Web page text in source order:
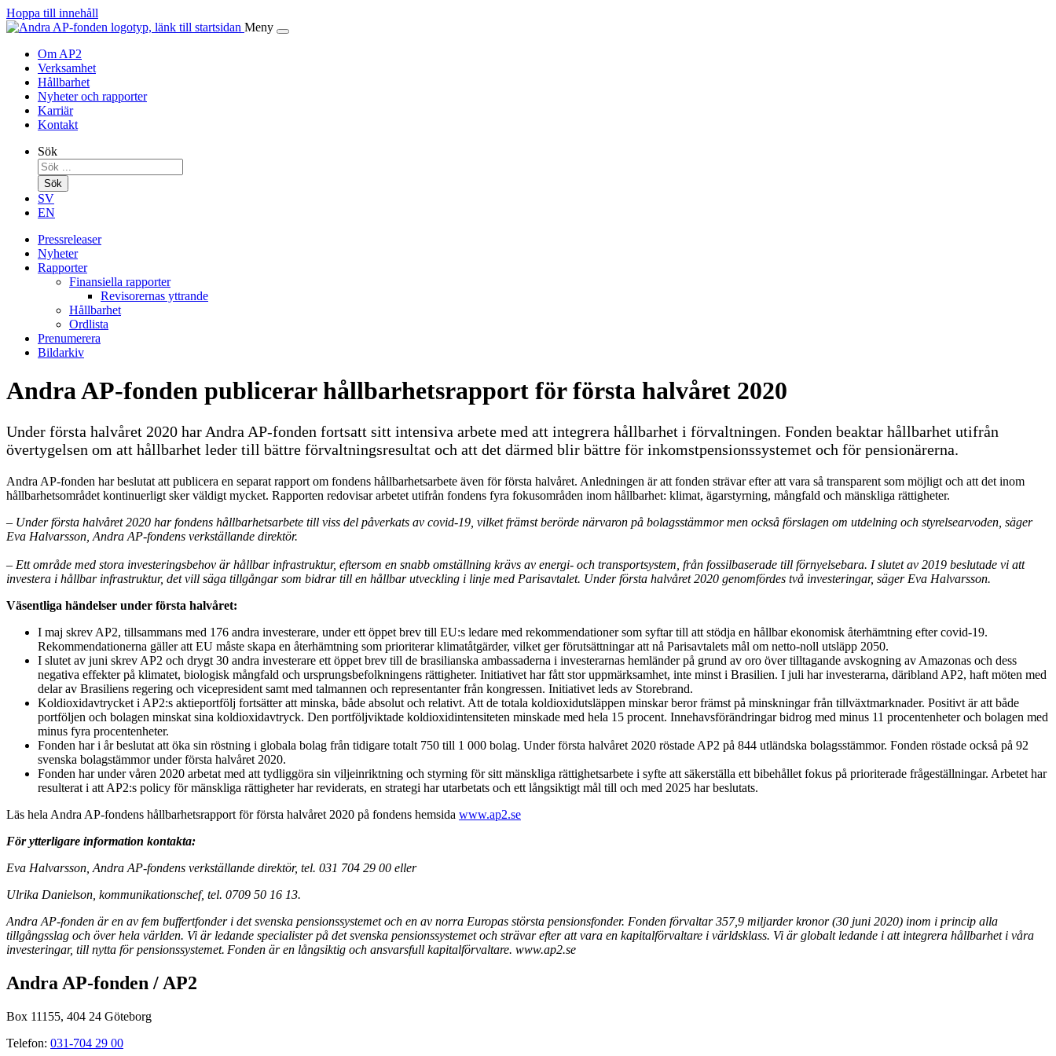
Hoppa till innehåll
Meny
Om AP2
Verksamhet
Hållbarhet
Nyheter och rapporter
Karriär
Kontakt
Sök
Sök
SV
EN
Pressreleaser
Nyheter
Rapporter
Finansiella rapporter
Revisorernas yttrande
Hållbarhet
Ordlista
Prenumerera
Bildarkiv
Andra AP-fonden publicerar hållbarhetsrapport för första halvåret 2020
Under första halvåret 2020 har Andra AP-fonden fortsatt sitt intensiva arbete med att integrera hållbarhet i förvaltningen. Fonden beaktar hållbarhet utifrån
övertygelsen om att hållbarhet leder till bättre förvaltningsresultat och att det därmed blir bättre för inkomstpensionssystemet och för pensionärerna.
Andra AP-fonden har beslutat att publicera en separat rapport om fondens hållbarhetsarbete även för första halvåret. Anledningen är att fonden strävar efter att vara så transparent som möjligt och att det inom
hållbarhetsområdet kontinuerligt sker väldigt mycket. Rapporten redovisar arbetet utifrån fondens fyra fokusområden inom hållbarhet: klimat, ägarstyrning, mångfald och mänskliga rättigheter.
– Under första halvåret 2020 har fondens hållbarhetsarbete till viss del påverkats av covid-19, vilket främst berörde närvaron på bolagsstämmor men också förslagen om utdelning och styrelsearvoden, säger
Eva Halvarsson, Andra AP-fondens verkställande direktör.
– Ett område med stora investeringsbehov är hållbar infrastruktur, eftersom en snabb omställning krävs av energi- och transportsystem, från fossilbaserade till förnyelsebara. I slutet av 2019 beslutade vi att
investera i hållbar infrastruktur, det vill säga tillgångar som bidrar till en hållbar utveckling i linje med Parisavtalet. Under första halvåret 2020 genomfördes två investeringar, säger Eva Halvarsson.
Väsentliga händelser under första halvåret:
I maj skrev AP2, tillsammans med 176 andra investerare, under ett öppet brev till EU:s ledare med rekommendationer som syftar till att stödja en hållbar ekonomisk återhämtning efter covid-19.
Rekommendationerna gäller att EU måste skapa en återhämtning som prioriterar klimatåtgärder, vilket ger förutsättningar att nå Parisavtalets mål om netto-noll utsläpp 2050.
I slutet av juni skrev AP2 och drygt 30 andra investerare ett öppet brev till de brasilianska ambassaderna i investerarnas hemländer på grund av oro över tilltagande avskogning av Amazonas och dess
negativa effekter på klimatet, biologisk mångfald och ursprungsbefolkningens rättigheter. Initiativet har fått stor uppmärksamhet, inte minst i Brasilien. I juli har investerarna, däribland AP2, haft möten med
delar av Brasiliens regering och vicepresident samt med talmannen och representanter från kongressen. Initiativet leds av Storebrand.
Koldioxidavtrycket i AP2:s aktieportfölj fortsätter att minska, både absolut och relativt. Att de totala koldioxidutsläppen minskar beror främst på minskningar från tillväxtmarknader. Positivt är att både
portföljen och bolagen minskat sina koldioxidavtryck. Den portföljviktade koldioxidintensiteten minskade med hela 15 procent. Innehavsförändringar bidrog med minus 11 procentenheter och bolagen med
minus fyra procentenheter.
Fonden har i år beslutat att öka sin röstning i globala bolag från tidigare totalt 750 till 1 000 bolag. Under första halvåret 2020 röstade AP2 på 844 utländska bolagsstämmor. Fonden röstade också på 92
svenska bolagstämmor under första halvåret 2020.
Fonden har under våren 2020 arbetat med att tydliggöra sin viljeinriktning och styrning för sitt mänskliga rättighetsarbete i syfte att säkerställa ett bibehållet fokus på prioriterade frågeställningar. Arbetet har
resulterat i att AP2:s policy för mänskliga rättigheter har reviderats, en strategi har utarbetats och ett långsiktigt mål till och med 2025 har beslutats.
Läs hela Andra AP-fondens hållbarhetsrapport för första halvåret 2020 på fondens hemsida www.ap2.se
För ytterligare information kontakta:
Eva Halvarsson, Andra AP-fondens verkställande direktör, tel. 031 704 29 00 eller
Ulrika Danielson, kommunikationschef, tel. 0709 50 16 13.
Andra AP-fonden är en av fem buffertfonder i det svenska pensionssystemet och en av norra Europas största pensionsfonder. Fonden förvaltar 357,9 miljarder kronor (30 juni 2020) inom i princip alla
tillgångsslag och över hela världen. Vi är ledande specialister på det svenska pensionssystemet och strävar efter att vara en kapitalförvaltare i världsklass. Vi är globalt ledande i att integrera hållbarhet i våra
investeringar, till nytta för pensionssystemet. Fonden är en långsiktig och ansvarsfull kapitalförvaltare. www.ap2.se
Andra AP-fonden / AP2
Box 11155, 404 24 Göteborg
Telefon: 031-704 29 00